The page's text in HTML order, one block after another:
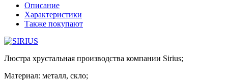
Описание
Характеристики
Также покупают
Люстра хрустальная производства компании Sirius;
Материал: металл, скло;